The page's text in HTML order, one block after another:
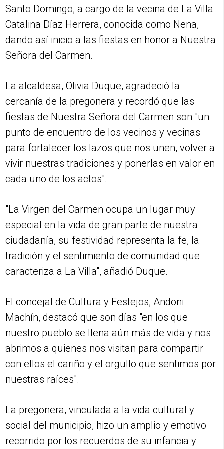
Santo Domingo, a cargo de la vecina de La Villa
Catalina Díaz Herrera, conocida como Nena,
dando así inicio a las fiestas en honor a Nuestra
Señora del Carmen.
La alcaldesa, Olivia Duque, agradeció la
cercanía de la pregonera y recordó que las
fiestas de Nuestra Señora del Carmen son "un
punto de encuentro de los vecinos y vecinas
para fortalecer los lazos que nos unen, volver a
vivir nuestras tradiciones y ponerlas en valor en
cada uno de los actos".
"La Virgen del Carmen ocupa un lugar muy
especial en la vida de gran parte de nuestra
ciudadanía, su festividad representa la fe, la
tradición y el sentimiento de comunidad que
caracteriza a La Villa", añadió Duque.
El concejal de Cultura y Festejos, Andoni
Machín, destacó que son días "en los que
nuestro pueblo se llena aún más de vida y nos
abrimos a quienes nos visitan para compartir
con ellos el cariño y el orgullo que sentimos por
nuestras raíces".
La pregonera, vinculada a la vida cultural y
social del municipio, hizo un amplio y emotivo
recorrido por los recuerdos de su infancia y